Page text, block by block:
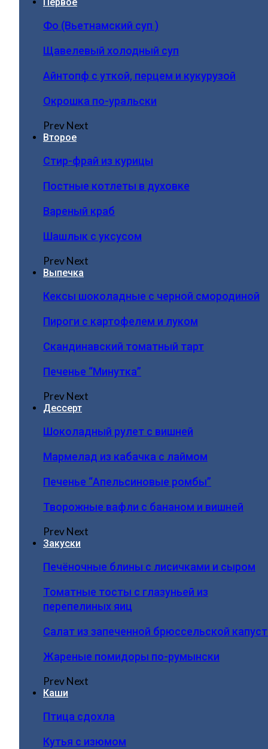
Фо (Вьетнамский суп )
Щавелевый холодный суп
Айнтопф с уткой, перцем и кукурузой
Окрошка по-уральски
PrevNext
Второе
Стир-фрай из курицы
Постные котлеты в духовке
Вареный краб
Шашлык с уксусом
PrevNext
Выпечка
Кексы шоколадные с черной смородиной
Пироги c картофелем и луком
Скандинавский томатный тарт
Печенье “Минутка”
PrevNext
Дессерт
Шоколадный рулет с вишней
Мармелад из кабачка с лаймом
Печенье “Апельсиновые ромбы”
Творожные вафли с бананом и вишней
PrevNext
Закуски
Печёночные блины с лисичками и сыром
Томатные тосты с глазуньей из
перепелиных яиц
Салат из запеченной брюссельской
Жареные помидоры по-румынски
PrevNext
Каши
Птица сдохла
Кутья с изюмом